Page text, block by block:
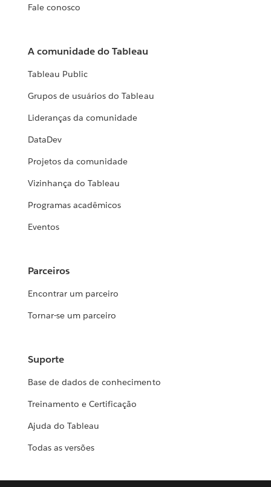
Fale conosco
A comunidade do Tableau
Tableau Public
Grupos de usuários do Tableau
Lideranças da comunidade
DataDev
Projetos da comunidade
Vizinhança do Tableau
Programas acadêmicos
Eventos
Parceiros
Encontrar um parceiro
Tornar-se um parceiro
Suporte
Base de dados de conhecimento
Treinamento e Certificação
Ajuda do Tableau
Todas as versões